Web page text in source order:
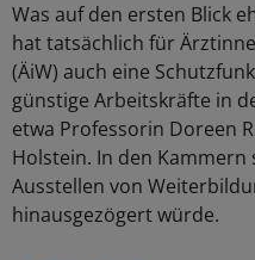
Was auf den ersten Blick
hat tatsächlich für
(ÄiW) auch eine
günstige Arbeitskräfte in
etwa Professorin Doreen
Holstein. In den Kammern
Ausstellen von
hinausgezögert würde.